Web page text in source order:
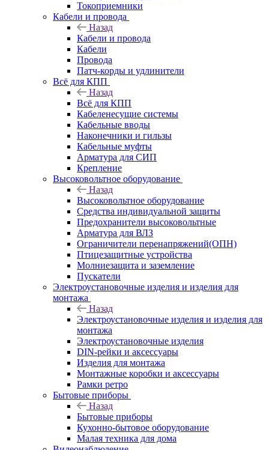
Токоприемники
Кабели и провода
Назад
Кабели и провода
Кабели
Провода
Патч-корды и удлинители
Всё для КПП
Назад
Всё для КПП
Кабеленесущие системы
Кабельные вводы
Наконечники и гильзы
Кабельные муфты
Арматура для СИП
Крепление
Высоковольтное оборудование
Назад
Высоковольтное оборудование
Средства индивидуальной защиты
Предохранители высоковольтные
Арматура для ВЛЗ
Ограничители перенапряжений(ОПН)
Птицезащитные устройства
Молниезащита и заземление
Пускатели
Электроустановочные изделия и изделия для
монтажа
Назад
Электроустановочные изделия и изделия для
монтажа
Электроустановочные изделия
DIN-рейки и аксессуары
Изделия для монтажа
Монтажные коробки и аксессуары
Рамки ретро
Бытовые приборы
Назад
Бытовые приборы
Кухонно-бытовое оборудование
Малая техника для дома